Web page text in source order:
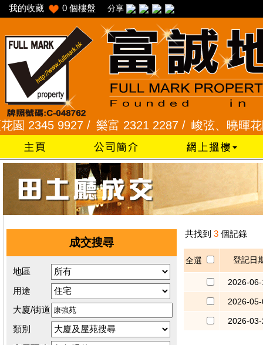
我的收藏 0 個樓盤 分享
2345 9927 /樂富 2321 2287 /峻弦、曉暉花園
成交搜尋
地區
用途
大廈/街道
類別
共找到 3 個記錄
全選 登記日
2026-
2026-
2026-